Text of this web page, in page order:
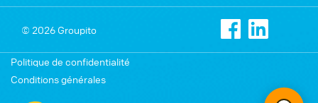
© 2026 Groupito
Politique de confidentialité
Conditions générales